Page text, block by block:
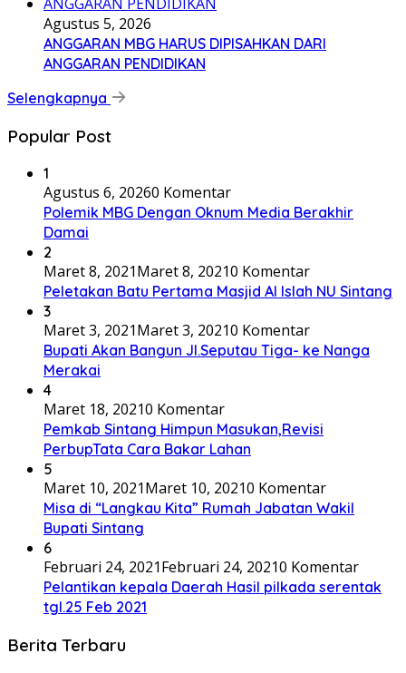
Agustus 5, 2026
ANGGARAN MBG HARUS DIPISAHKAN DARI
ANGGARAN PENDIDIKAN
Selengkapnya
Popular Post
1
Agustus 6, 20260 Komentar
Polemik MBG Dengan Oknum Media Berakhir
Damai
2
Maret 8, 2021Maret 8, 20210 Komentar
Peletakan Batu Pertama Masjid Al Islah NU Sintang
3
Maret 3, 2021Maret 3, 20210 Komentar
Bupati Akan Bangun Jl.Seputau Tiga- ke Nanga
Merakai
4
Maret 18, 20210 Komentar
Pemkab Sintang Himpun Masukan,Revisi
PerbupTata Cara Bakar Lahan
5
Maret 10, 2021Maret 10, 20210 Komentar
Misa di “Langkau Kita” Rumah Jabatan Wakil
Bupati Sintang
6
Februari 24, 2021Februari 24, 20210 Komentar
Pelantikan kepala Daerah Hasil pilkada serentak
tgl.25 Feb 2021
Berita Terbaru